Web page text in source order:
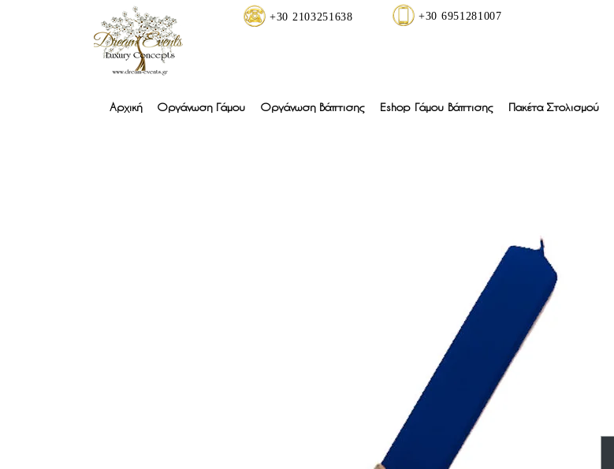
+30 2103251638 +30 6951281007
Αρχική Οργάνωση Γάμου Οργάνωση Βάπτισης Eshop Γάμου Βάπτισης Πακέτα Στολισμού